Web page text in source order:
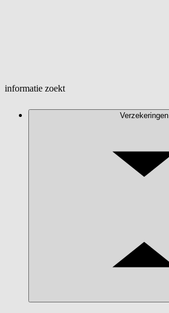
informatie zoekt
Verzekeringen